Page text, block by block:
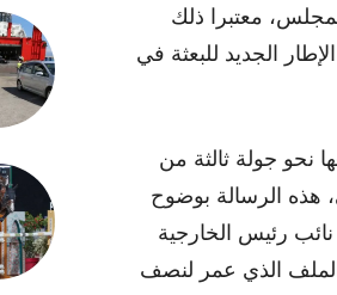
معتبرا ذلك
الجديد للبعثة في
نحو جولة ثالثة من
هذه الرسالة بوضوح
نائب رئيس الخارجية
الملف الذي عمر لنصف